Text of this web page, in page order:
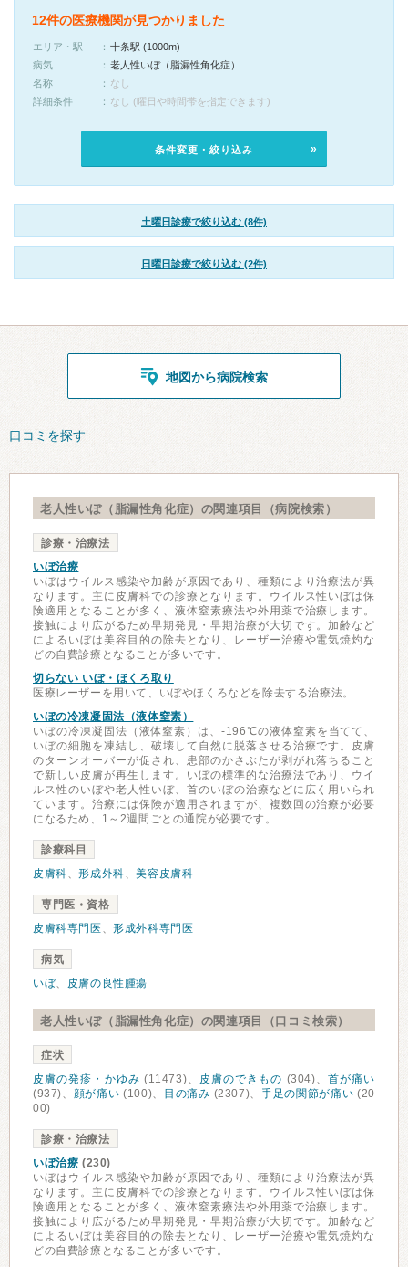
12件の医療機関が見つかりました
エリア・駅
十条駅 (1000m)
病気
老人性いぼ（脂漏性角化症）
名称
なし
詳細条件
なし (曜日や時間帯を指定できます)
条件変更・絞り込み
土曜日診療で絞り込む (8件)
日曜日診療で絞り込む (2件)
地図から病院検索
口コミを探す
老人性いぼ（脂漏性角化症）の関連項目（病院検索）
診療・治療法
いぼ治療
いぼはウイルス感染や加齢が原因であり、種類により治療法が異
なります。主に皮膚科での診療となります。ウイルス性いぼは保
険適用となることが多く、液体窒素療法や外用薬で治療します。
接触により広がるため早期発見・早期治療が大切です。加齢など
によるいぼは美容目的の除去となり、レーザー治療や電気焼灼な
どの自費診療となることが多いです。
切らない いぼ・ほくろ取り
医療レーザーを用いて、いぼやほくろなどを除去する治療法。
いぼの冷凍凝固法（液体窒素）
いぼの冷凍凝固法（液体窒素）は、-196℃の液体窒素を当てて、
いぼの細胞を凍結し、破壊して自然に脱落させる治療です。皮膚
のターンオーバーが促され、患部のかさぶたが剥がれ落ちること
で新しい皮膚が再生します。いぼの標準的な治療法であり、ウイ
ルス性のいぼや老人性いぼ、首のいぼの治療などに広く用いられ
ています。治療には保険が適用されますが、複数回の治療が必要
になるため、1～2週間ごとの通院が必要です。
診療科目
皮膚科、形成外科、美容皮膚科
専門医・資格
皮膚科専門医 、形成外科専門医
病気
いぼ、 皮膚の良性腫瘍
老人性いぼ（脂漏性角化症）の関連項目（口コミ検索）
症状
皮膚の発疹・かゆみ (11473)、 皮膚のできもの (304)、首が痛い
(937)、 顔が痛い (100)、 目の痛み (2307)、 手足の関節が痛い (20
00)
診療・治療法
いぼ治療 (230)
いぼはウイルス感染や加齢が原因であり、種類により治療法が異
なります。主に皮膚科での診療となります。ウイルス性いぼは保
険適用となることが多く、液体窒素療法や外用薬で治療します。
接触により広がるため早期発見・早期治療が大切です。加齢など
によるいぼは美容目的の除去となり、レーザー治療や電気焼灼な
どの自費診療となることが多いです。